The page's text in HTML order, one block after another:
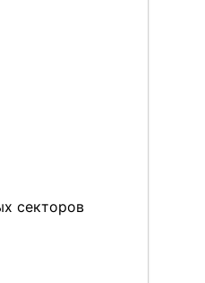
секторов